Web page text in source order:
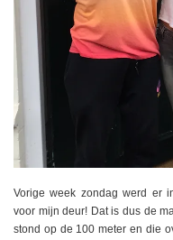
Vorige week zondag werd er
voor mijn deur! Dat is dus de
stond op de 100 meter en die